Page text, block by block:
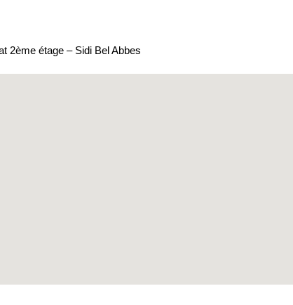
2ème étage – Sidi Bel Abbes